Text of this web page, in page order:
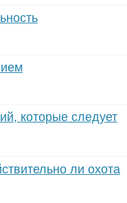
которые следует
ли охота